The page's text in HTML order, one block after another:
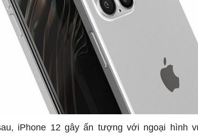
iPhone 12 gây ấn tượng với ngoại hình